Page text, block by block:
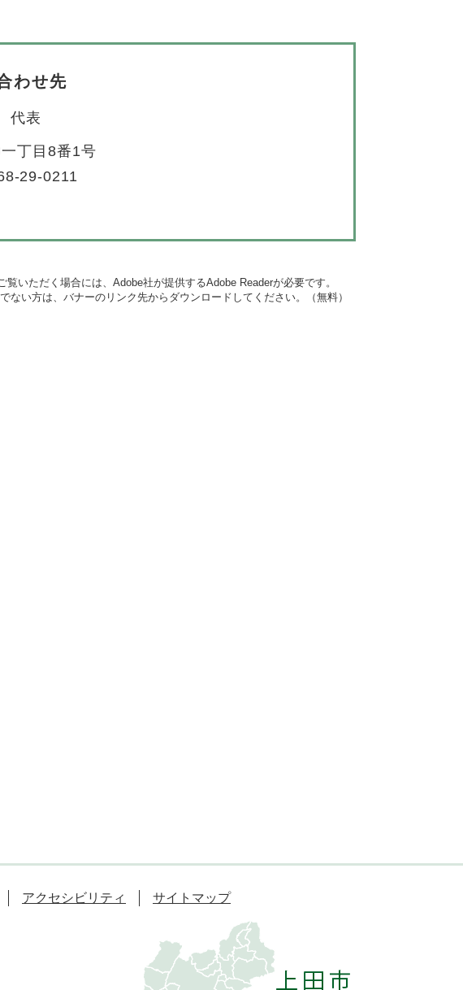
わせ先
代表
丁目8番1号
29-0211
覧いただく場合には、Adobe社が提供するAdobe Readerが必要です。
ない方は、バナーのリンク先からダウンロードしてください。（無料）
アクセシビリティ サイトマップ